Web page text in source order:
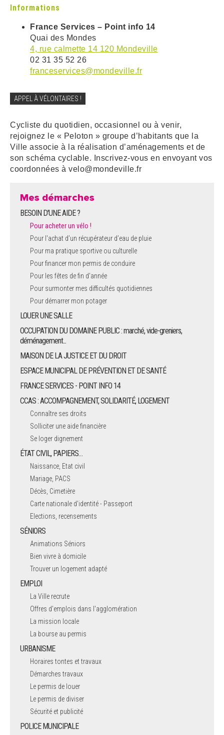
Informations
France Services – Point info 14
Quai des Mondes
4, rue calmette 14 120 Mondeville
02 31 35 52 26
franceservices@mondeville.fr
APPEL À VÉLONTAIRES !
Cycliste du quotidien, occasionnel ou à venir,
rejoignez le « Peloton » groupe d’habitants que la
Ville associe à la réalisation d’aménagements et de
son schéma cyclable. Inscrivez-vous en envoyant vos
coordonnées à velo@mondeville.fr
Mes démarches
BESOIN D'UNE AIDE ?
Pour acheter un vélo !
Pour l'achat d’un récupérateur d’eau de pluie
Pour ma pratique sportive ou culturelle
Pour financer mon permis de conduire
Pour les fêtes de fin d'année
Pour surmonter mes difficultés quotidiennes
Pour démarrer mon potager
LOUER UNE SALLE
OCCUPATION DU DOMAINE PUBLIC : marché, vide-greniers,
déménagement...
MAISON DE LA JUSTICE ET DU DROIT
ESPACE MUNICIPAL DE PRÉVENTION ET DE SANTÉ
FRANCE SERVICES - POINT INFO 14
CCAS : ACCOMPAGNEMENT, SOLIDARITÉ, LOGEMENT
Connaître ses droits
Solliciter une aide financière
Se loger dignement
ÉTAT CIVIL, PAPIERS…
Naissance, Etat civil
Mariage, PACS
Décès, Cimetière
Carte nationale d'identité - Passeport
Elections, recensements
SÉNIORS
Animations Séniors
Bien vivre à domicile
Trouver un logement adapté
EMPLOI
La Ville recrute
Offres d'emplois dans l'agglomération
La mission locale
La bourse au permis
URBANISME
Horaires tontes et travaux
Démarches travaux
Le permis de louer
Le permis de diviser
Sécurité et publicité
POLICE MUNICIPALE